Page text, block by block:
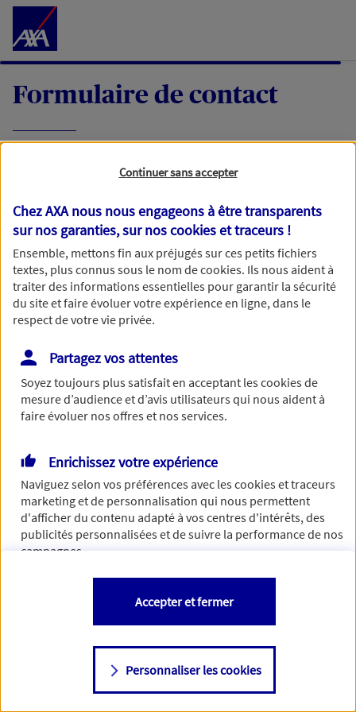
Accéder au Contenu
Formulaire de contact
demande, nous vous répondrons dans les
meilleurs délais par mail ou par téléphone.
Votre message :
Vous disposez de droits sur les informations vous concernant. Pour
plus d’informations,cliquez ici.
Continuer sans accepter
Chez AXA nous nous engageons à être transparents
sur nos garanties, sur noscookies et traceurs !
Ensemble, mettons fin aux préjugés sur ces petits fichiers
textes, plus connus sous le nom decookies. Ils nous aident à
traiter des informations essentielles pour garantir la sécurité
du site et faire évoluer votre expérience en ligne, dans le
respect de votre vie privée.
Partagez vos attentes
Soyez toujours plus satisfait en acceptant lescookiesde
mesure d’audience et d’avis utilisateurs qui nous aident à
faire évoluer nos offres et nos services.
Enrichissez votre expérience
Naviguez selon vos préférences avec lescookies et traceurs
marketing et de personnalisation qui nous permettent
d'afficher du contenu adapté à vos centres d'intérêts, des
publicités personnalisées et de suivre la performance de nos
campagnes.
Vous êtes libre de les accepter, de les refuser comme de
changer d'avis à tout moment en allant sur
Consulter notre politique decookies
Personnaliser les cookies
Accepter et fermer